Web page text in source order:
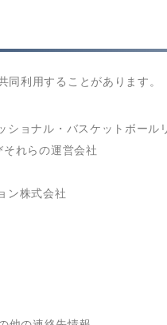
同利用することがあります。
ョナル・バスケットボール
れらの運営会社
ン株式会社